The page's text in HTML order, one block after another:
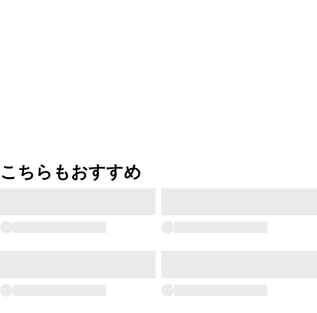
こちらもおすすめ